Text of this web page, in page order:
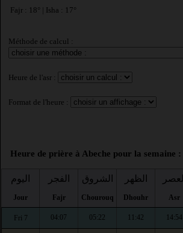
Fajr : 18° | Isha : 17°
Méthode de calcul :
Heure de l'asr :
Format de l'heure :
Heure de prière à Abeche pour la semaine :
اليوم
Jour
الفجر
Fajr
الشروق
Chourouq
الظهر
Dhouhr
العصر
Asr
Fri 7 04:07 05:22 11:42 14:54